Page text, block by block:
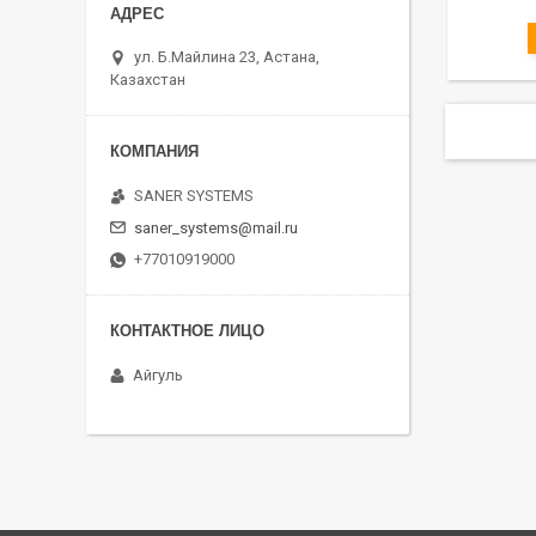
ул. Б.Майлина 23, Астана,
Казахстан
SANER SYSTEMS
saner_systems@mail.ru
+77010919000
Айгуль